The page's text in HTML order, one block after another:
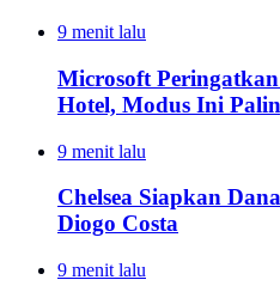
9 menit lalu
Microsoft
Hotel, Modus Ini
9 menit lalu
Chelsea Siapkan
Diogo Costa
9 menit lalu